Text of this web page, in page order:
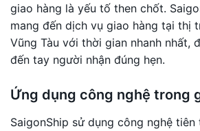
giao hàng là yếu tố then chốt.
mang đến dịch vụ giao hàng tại thị
Vũng Tàu với thời gian nhanh nhất,
đến tay người nhận đúng hẹn.
Ứng dụng công nghệ trong
SaigonShip sử dụng công nghệ